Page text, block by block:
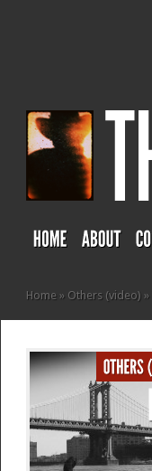
Home » Others (video) »